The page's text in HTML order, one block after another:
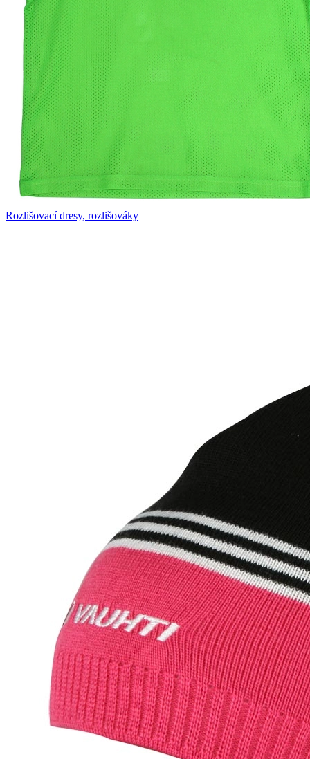
Rozlišovací dresy, rozlišováky